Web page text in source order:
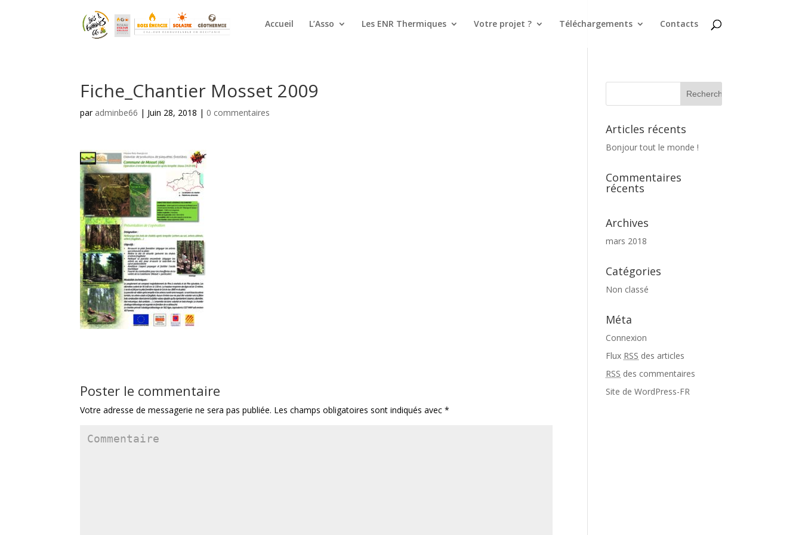
Accueil L’Asso Les ENR Thermiques Votre projet ? Téléchargements Contacts
Fiche_Chantier Mosset 2009
par adminbe66 | Juin 28, 2018 | 0 commentaires
Poster le commentaire
Votre adresse de messagerie ne sera pas publiée. Les champs obligatoires sont indiqués avec*
Articles récents
Bonjour tout le monde !
Commentaires
récents
Archives
mars 2018
Catégories
Non classé
Méta
Connexion
Flux RSS des articles
RSS des commentaires
Site de WordPress-FR